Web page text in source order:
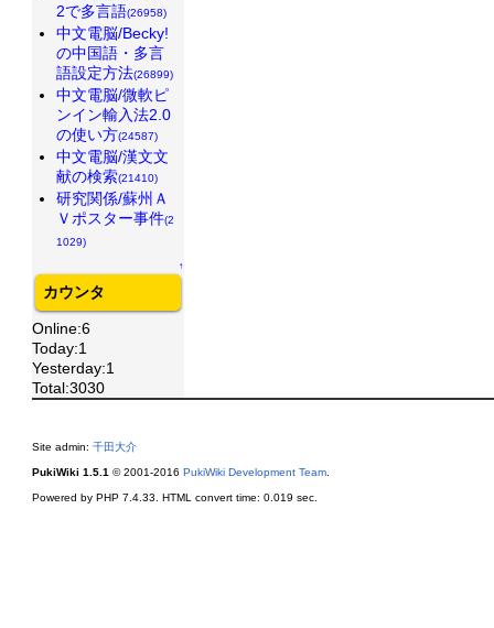
2で多言語(26958)
中文電脳/Becky!
の中国語・多言
語設定方法(26899)
中文電脳/微軟ピ
ンイン輸入法2.0
の使い方(24587)
中文電脳/漢文文
献の検索(21410)
研究関係/蘇州Ａ
Ｖポスター事件(2
1029)
↑
カウンタ
Online:6
Today:1
Yesterday:1
Total:3030
Site admin: 千田大介
PukiWiki 1.5.1 © 2001-2016 PukiWiki Development Team
Powered by PHP 7.4.33. HTML convert time: 0.019 sec.